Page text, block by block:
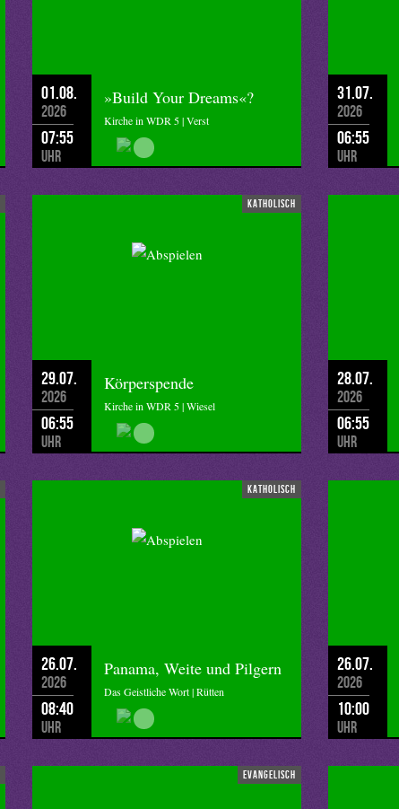
01.08.
2026
07:55
Uhr
»Build Your Dreams«?
Kirche in WDR 5 | Verst
31.07.
2026
06:55
Uhr
katholisch
29.07.
2026
06:55
Uhr
Körperspende
Kirche in WDR 5 | Wiesel
28.07.
2026
06:55
Uhr
katholisch
26.07.
2026
08:40
Uhr
Panama, Weite und Pilgern
Das Geistliche Wort | Rütten
26.07.
2026
10:00
Uhr
evangelisch